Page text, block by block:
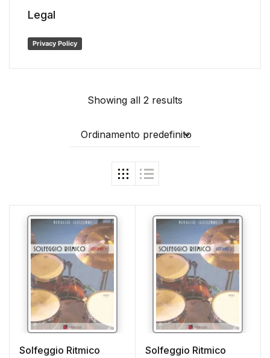
Showing all 2 results
Ordinamento predefinito
Solfeggio Ritmico
Solfeggio Ritmico
Legal
Privacy Policy